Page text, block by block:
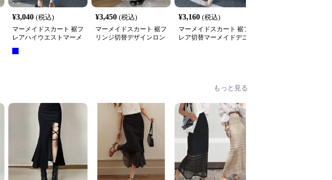
¥3,040 (税込)
マーメイドスカート 裾フ
レアハイウエストマーメ
ト
¥3,450 (税込)
マーメイドスカート 裾フ
リンジ切替デザインロン
¥3,160 (税込)
マーメイドスカート 裾フ
レア切替マーメイドデニ
もっと見る